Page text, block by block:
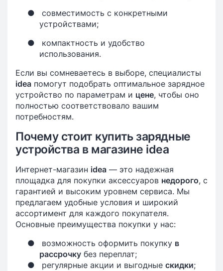
●
совместимость с конкретными
устройствами;
●
компактность и удобство
использования.
Если вы сомневаетесь в выборе, специалисты
idea помогут подобрать оптимальное зарядное
устройство по параметрам и цене, чтобы оно
полностью соответствовало вашим
потребностям.
Почему стоит купить зарядные
устройства в магазине idea
Интернет-магазин idea — это надежная
площадка для покупки аксессуаров недорого, с
гарантией и высоким уровнем сервиса. Мы
предлагаем удобные условия и широкий
ассортимент для каждого покупателя.
Основные преимущества покупки у нас:
●
возможность оформить покупку в
рассрочку без переплат;
●
регулярные акции и выгодные скидки;